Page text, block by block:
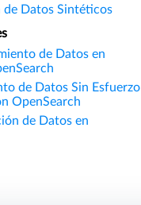
de Datos Sintéticos
de Datos en
de Datos Sin Esfuerzo
OpenSearch
de Datos en